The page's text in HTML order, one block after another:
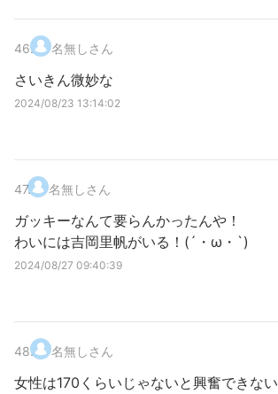
46. 名無しさん
さいきん微妙な
2024/08/23 13:14:02
47. 名無しさん
ガッキーなんて要らんかったんや！
わいには吉岡里帆がいる！(´・ω・`)
2024/08/27 09:40:39
48. 名無しさん
女性は170くらいじゃないと興奮できない